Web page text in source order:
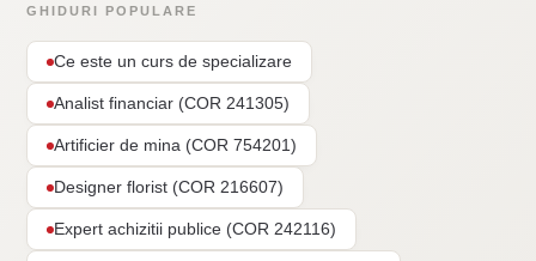
GHIDURI POPULARE
Ce este un curs de specializare
Analist financiar (COR 241305)
Artificier de mina (COR 754201)
Designer florist (COR 216607)
Expert achizitii publice (COR 242116)